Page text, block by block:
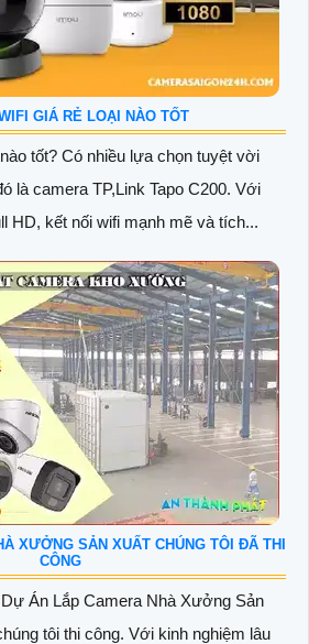
GIÁ RẺ LOẠI NÀO TỐT
tốt? Có nhiều lựa chọn tuyệt vời
là camera TP,Link Tapo C200. Với
HD, kết nối wifi mạnh mẽ và tích...
XƯỞNG SẢN XUẤT CHÚNG TÔI ĐÃ THI
CÔNG
Án Lắp Camera Nhà Xưởng Sản
tôi thi công. Với kinh nghiệm lâu